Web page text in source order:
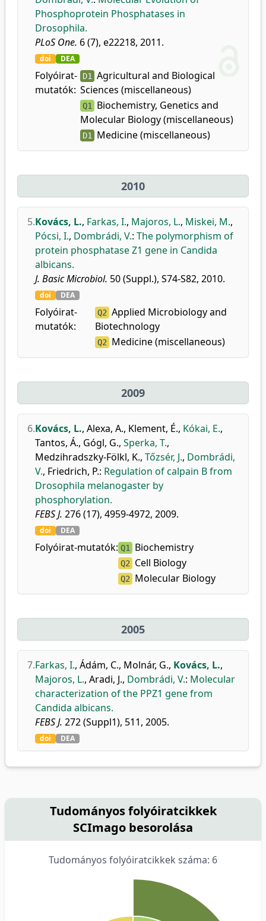
Phosphoprotein Phosphatases in
Drosophila.
PLoS One. 6 (7), e22218, 2011.
doi DEA
Folyóirat-
mutatók:
D1 Agricultural and Biological
Sciences (miscellaneous)
Q1 Biochemistry, Genetics and
Molecular Biology (miscellaneous)
D1 Medicine (miscellaneous)
2010
5.Kovács, L., Farkas, I., Majoros, L., Miskei, M.,
Pócsi, I., Dombrádi, V.: The polymorphism of
protein phosphatase Z1 gene in Candida
albicans.
J. Basic Microbiol. 50 (Suppl.), S74-S82, 2010.
doi DEA
Folyóirat-
mutatók:
Q2 Applied Microbiology and
Biotechnology
Q2 Medicine (miscellaneous)
2009
6.Kovács, L., Alexa, A., Klement, É., Kókai, E.,
Tantos, Á., Gógl, G., Sperka, T.,
Medzihradszky-Fölkl, K., Tőzsér, J., Dombrádi,
V., Friedrich, P.: Regulation of calpain B from
Drosophila melanogaster by
phosphorylation.
FEBS J. 276 (17), 4959-4972, 2009.
doi DEA
Folyóirat-mutatók: Q1 Biochemistry
Q2 Cell Biology
Q2 Molecular Biology
2005
7.Farkas, I., Ádám, C., Molnár, G., Kovács, L.,
Majoros, L., Aradi, J., Dombrádi, V.: Molecular
characterization of the PPZ1 gene from
Candida albicans.
FEBS J. 272 (Suppl1), 511, 2005.
doi DEA
Tudományos folyóiratcikkek
SCImago besorolása
Tudományos folyóiratcikkek száma: 6